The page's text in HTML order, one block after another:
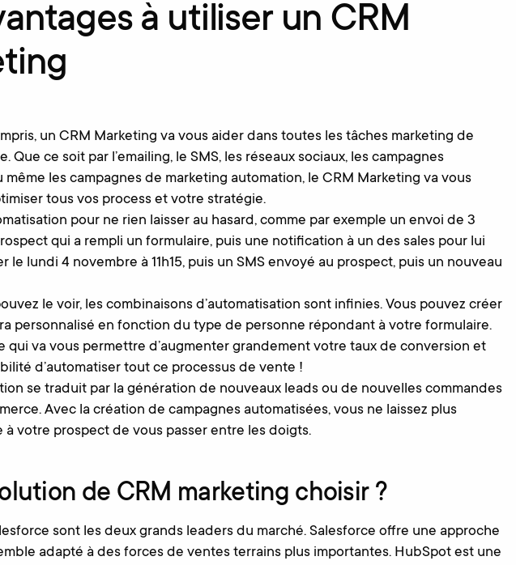
à utiliser un CRM
un CRM Marketing va vous aider dans toutes les tâches marketing de
Que ce soit par l’emailing, le SMS, les réseaux sociaux, les campagnes
les campagnes de marketing automation, le CRM Marketing va vous
tous vos process et votre stratégie.
pour ne rien laisser au hasard, comme par exemple un envoi de 3
qui a rempli un formulaire, puis une notification à un des sales pour lui
le lundi 4 novembre à 11h15, puis un SMS envoyé au prospect, puis un nouveau
le voir, les combinaisons d’automatisation sont infinies. Vous pouvez créer
personnalisé en fonction du type de personne répondant à votre formulaire.
qui va vous permettre d’augmenter grandement votre taux de conversion et
d’automatiser tout ce processus de vente !
se traduit par la génération de nouveaux leads ou de nouvelles commandes
Avec la création de campagnes automatisées, vous ne laissez plus
à votre prospect de vous passer entre les doigts.
de CRM marketing choisir ?
sont les deux grands leaders du marché. Salesforce offre une approche
adapté à des forces de ventes terrains plus importantes. HubSpot est une